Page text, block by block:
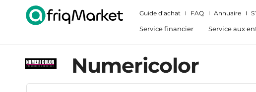
Guide d’achat FAQ Annuaire
Service financier Service aux
Numericolor